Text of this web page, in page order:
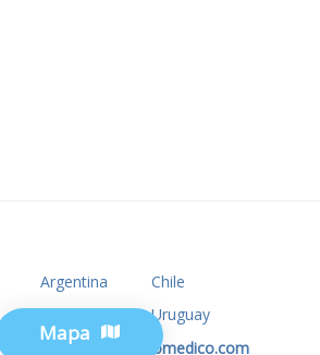
Mapa
Argentina
Chile
USA
Uruguay
www.tuotromedico.com